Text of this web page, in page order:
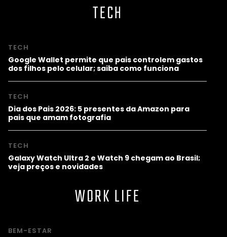
TECH
TECH
Google Wallet permite que pais controlem gastos
dos filhos pelo celular; saiba como funciona
TECH
Dia dos Pais 2026: 5 presentes da Amazon para
pais que amam fotografia
TECH
Galaxy Watch Ultra 2 e Watch 9 chegam ao Brasil;
veja preços e novidades
WORK LIFE
BEM-ESTAR